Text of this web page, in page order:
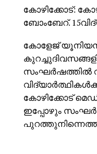
കോഴിക്കോട്:
ബോംബേറ്.
കോളേജ് യൂനിയന്‍
സംഘര്‍ഷത്തില്‍
കോഴിക്കോട്
ഇപ്പോഴും